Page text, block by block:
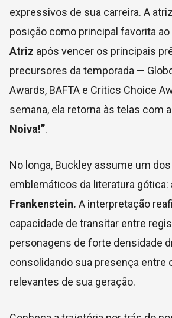
expressivos de sua carreira. A
posição como principal favorita ao
Atriz após vencer os principais
precursores da temporada —
Awards, BAFTA e Critics Choice
semana, ela retorna às telas com
Noiva!”.
No longa, Buckley assume um
emblemáticos da literatura gótica:
Frankenstein. A interpretação
capacidade de transitar entre
personagens de forte densidade
consolidando sua presença entre
relevantes de sua geração.